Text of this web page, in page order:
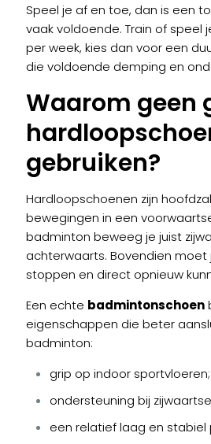
Speel je af en toe, dan is een
vaak voldoende. Train of speel
per week, kies dan voor een
die voldoende demping en
Waarom geen
gebruiken?
Hardloopschoenen zijn
bewegingen in een
badminton beweeg je juist
achterwaarts. Bovendien moet
stoppen en direct opnieuw
Een echte badmintonschoen
eigenschappen die beter
badminton:
grip op indoor sportvloeren;
ondersteuning bij
een relatief laag en stabiel